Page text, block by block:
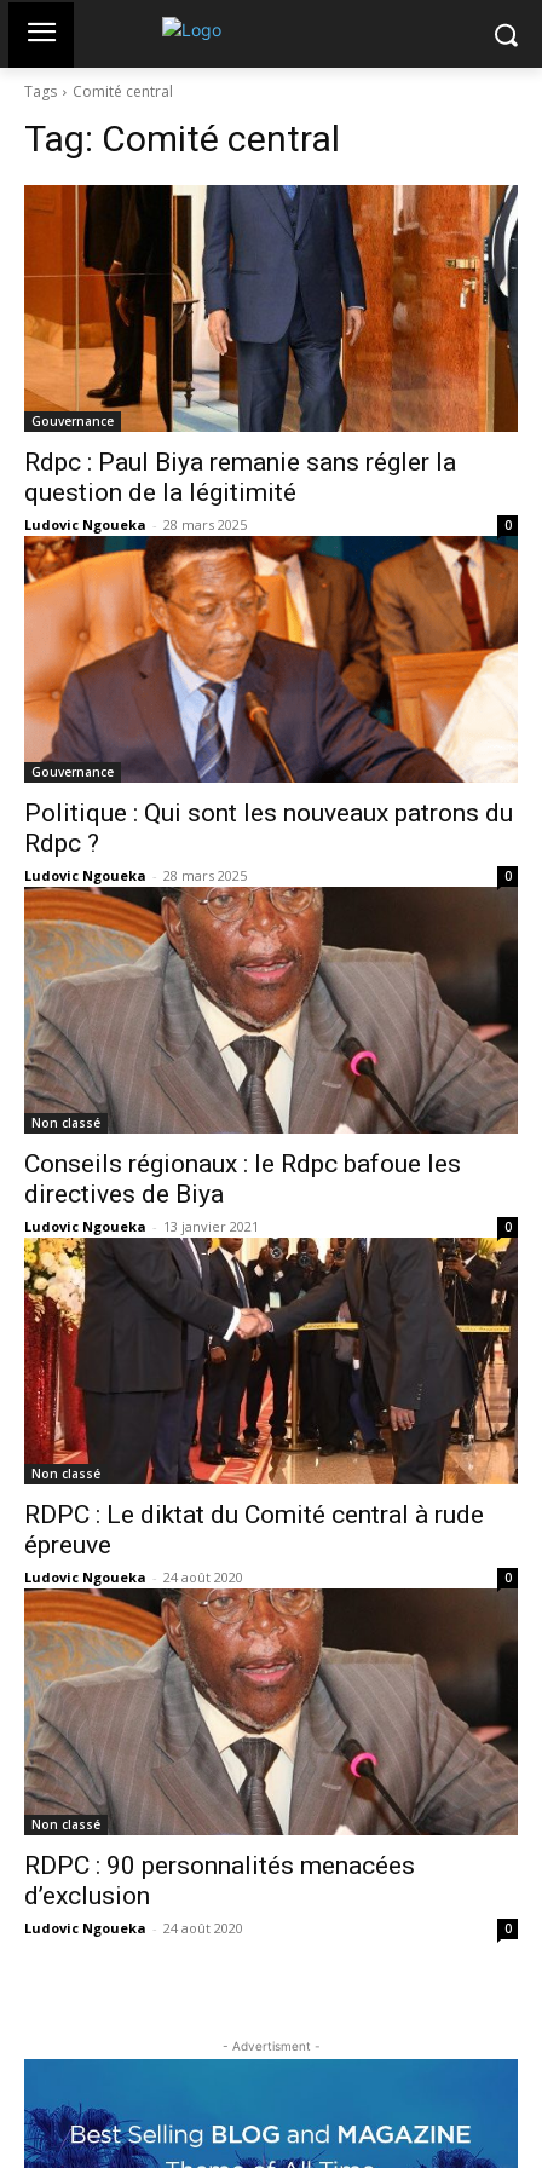
Tags Comité central
Tag: Comité central
Gouvernance
Rdpc : Paul Biya remanie sans régler la
question de la légitimité
Ludovic Ngoueka - 28 mars 2025 0
Gouvernance
Politique : Qui sont les nouveaux patrons du
Rdpc ?
Ludovic Ngoueka - 28 mars 2025 0
Non classé
Conseils régionaux : le Rdpc bafoue les
directives de Biya
Ludovic Ngoueka - 13 janvier 2021 0
Non classé
RDPC : Le diktat du Comité central à rude
épreuve
Ludovic Ngoueka - 24 août 2020 0
Non classé
RDPC : 90 personnalités menacées
d’exclusion
Ludovic Ngoueka - 24 août 2020 0
- Advertisment -